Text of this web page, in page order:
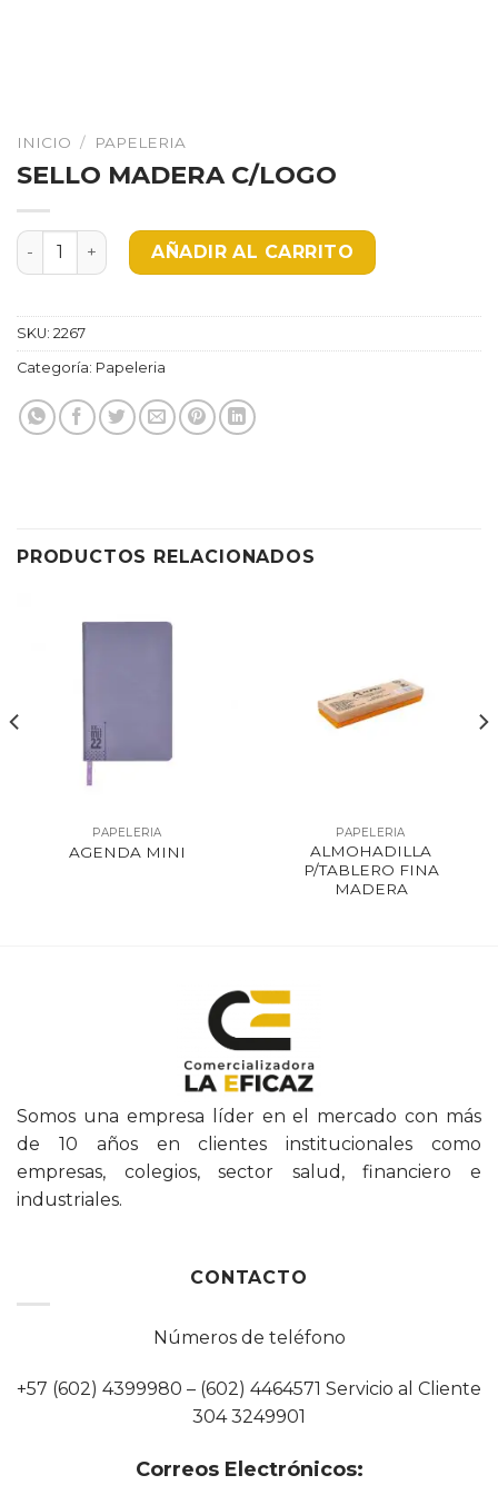
INICIO / PAPELERIA
SELLO MADERA C/LOGO
SELLO MADERA C/LOGO cantidad
AÑADIR AL CARRITO
SKU: 2267
Categoría: Papeleria
PRODUCTOS RELACIONADOS
PAPELERIA
AGENDA MINI
PAPELERIA
ALMOHADILLA
P/TABLERO FINA
MADERA
Somos una empresa líder en el mercado con más
de 10 años en clientes institucionales como
empresas, colegios, sector salud, financiero e
industriales.
CONTACTO
Números de teléfono
+57 (602) 4399980 – (602) 4464571 Servicio al Cliente
304 3249901
Correos Electrónicos: